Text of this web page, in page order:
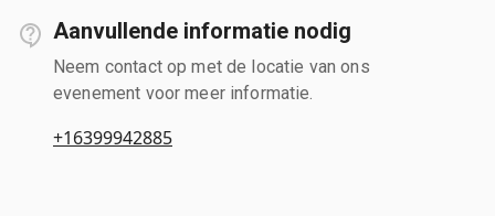
Aanvullende informatie nodig
Neem contact op met de locatie van ons
evenement voor meer informatie.
+16399942885